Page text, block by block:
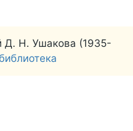
Д. Н. Ушакова (1935-